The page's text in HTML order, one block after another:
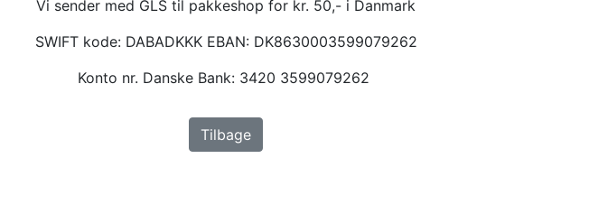
Vi sender med GLS til pakkeshop for kr. 50,- i Danmark
SWIFT kode: DABADKKK EBAN: DK8630003599079262
Konto nr. Danske Bank: 3420 3599079262
Tilbage